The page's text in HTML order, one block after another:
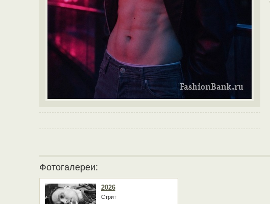
Фотогалереи:
2026
Стрит